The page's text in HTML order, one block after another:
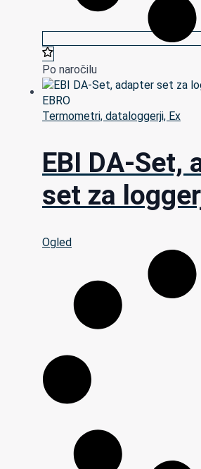
Po naročilu
Termometri, dataloggerji, Ex
EBI DA-Set,
set za
Ogled